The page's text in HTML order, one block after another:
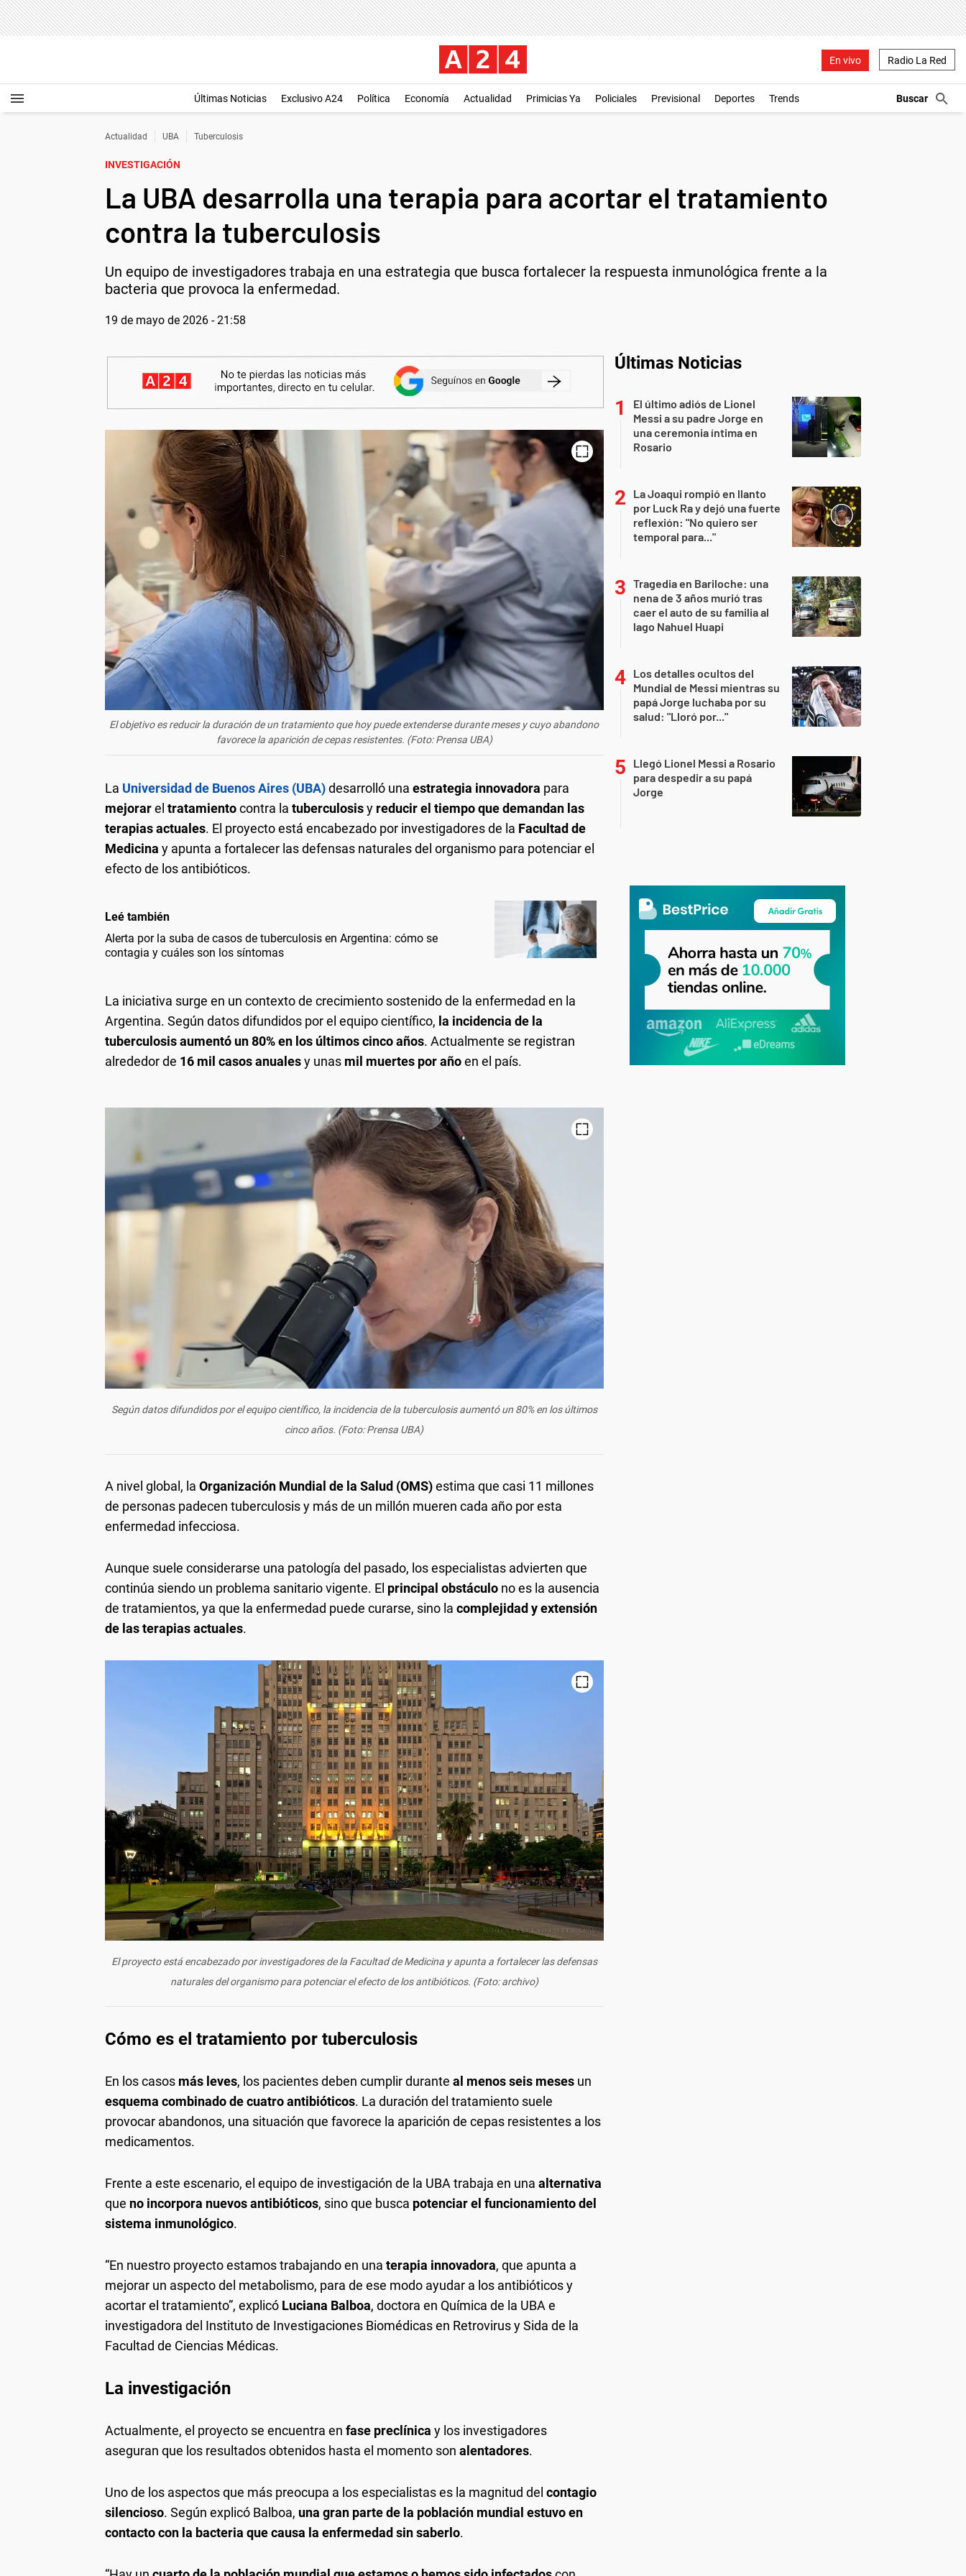
En vivo Radio La Red
Últimas Noticias Exclusivo A24 Política Economía Actualidad Primicias Ya Policiales Previsional Deportes Trends
Actualidad UBA Tuberculosis
INVESTIGACIÓN
La UBA desarrolla una terapia para acortar el tratamiento
contra la tuberculosis
Un equipo de investigadores trabaja en una estrategia que busca fortalecer la respuesta inmunológica frente a la
bacteria que provoca la enfermedad.
19 de mayo de 2026 - 21:58
El objetivo es reducir la duración de un tratamiento que hoy puede extenderse durante meses y cuyo abandono
favorece la aparición de cepas resistentes. (Foto: Prensa UBA)
La Universidad de Buenos Aires (UBA)desarrolló una estrategia innovadora para
mejorarel tratamientocontra la tuberculosisy reducir el tiempo que demandan las
terapias actuales. El proyecto está encabezado por investigadores de la Facultad de
Medicina y apunta a fortalecer las defensas naturales del organismo para potenciar el
efecto de los antibióticos.
Leé también
Alerta por la suba de casos de tuberculosis en Argentina: cómo se
contagia y cuáles son los síntomas
La iniciativa surge en un contexto de crecimiento sostenido de la enfermedad en la
Argentina. Según datos difundidos por el equipo científico, la incidencia de la
tuberculosis aumentó un 80% en los últimos cinco años. Actualmente se registran
alrededor de 16 mil casos anualesy unas mil muertes por añoen el país.
Según datos difundidos por el equipo científico, la incidencia de la tuberculosis aumentó un 80% en los últimos
cinco años. (Foto: Prensa UBA)
A nivel global, la Organización Mundial de la Salud (OMS)estima que casi 11 millones
de personas padecen tuberculosis y más de un millón mueren cada año por esta
enfermedad infecciosa.
Aunque suele considerarse una patología del pasado, los especialistas advierten que
continúa siendo un problema sanitario vigente. El principal obstáculo no es la ausencia
de tratamientos, ya que la enfermedad puede curarse, sino la complejidad y extensión
de las terapias actuales.
El proyecto está encabezado por investigadores de la Facultad de Medicina y apunta a fortalecer las defensas
naturales del organismo para potenciar el efecto de los antibióticos. (Foto: archivo)
Cómo es el tratamiento por tuberculosis
En los casos más leves, los pacientes deben cumplir durante al menos seis meses un
esquema combinado de cuatro antibióticos. La duración del tratamiento suele
provocar abandonos, una situación que favorece la aparición de cepas resistentes a los
medicamentos.
Frente a este escenario, el equipo de investigación de la UBA trabaja en una alternativa
que no incorpora nuevos antibióticos, sino que busca potenciar el funcionamiento del
sistema inmunológico.
“En nuestro proyecto estamos trabajando en una terapia innovadora, que apunta a
mejorar un aspecto del metabolismo, para de ese modo ayudar a los antibióticos y
acortar el tratamiento”, explicó Luciana Balboa, doctora en Química de la UBA e
investigadora del Instituto de Investigaciones Biomédicas en Retrovirus y Sida de la
Facultad de Ciencias Médicas.
La investigación
Actualmente, el proyecto se encuentra en fase preclínica y los investigadores
aseguran que los resultados obtenidos hasta el momento son alentadores.
Uno de los aspectos que más preocupa a los especialistas es la magnitud del contagio
silencioso. Según explicó Balboa, una gran parte de la población mundial estuvo en
contacto con la bacteria que causa la enfermedad sin saberlo.
Últimas Noticias
El último adiós de Lionel
Messi a su padre Jorge en
una ceremonia íntima en
Rosario
La Joaqui rompió en llanto
por Luck Ra y dejó una fuerte
reflexión: "No quiero ser
temporal para..."
Tragedia en Bariloche: una
nena de 3 años murió tras
caer el auto de su familia al
lago Nahuel Huapi
Los detalles ocultos del
Mundial de Messi mientras su
papá Jorge luchaba por su
salud: "Lloró por..."
Llegó Lionel Messi a Rosario
para despedir a su papá
Jorge